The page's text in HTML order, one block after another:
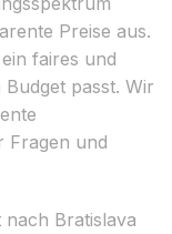
Preise aus.
faires und
passt. Wir
Fragen und
Bratislava